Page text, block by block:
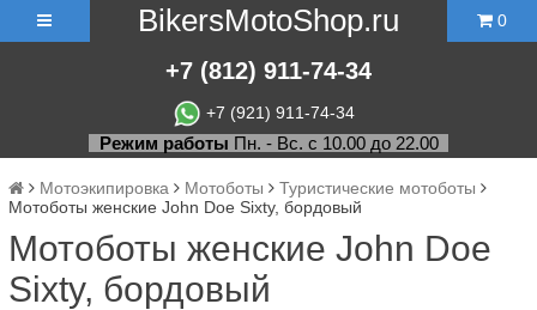
BikersMotoShop.ru
+7 (812) 911-74-34
+7 (921) 911-74-34
0
Режим работы Пн. - Вс. с 10.00 до 22.00
Мотоэкипировка Мотоботы
Туристические мотоботы
Мотоботы женские John Doe Sixty, бордовый
Мотоботы женские John Doe
Sixty, бордовый